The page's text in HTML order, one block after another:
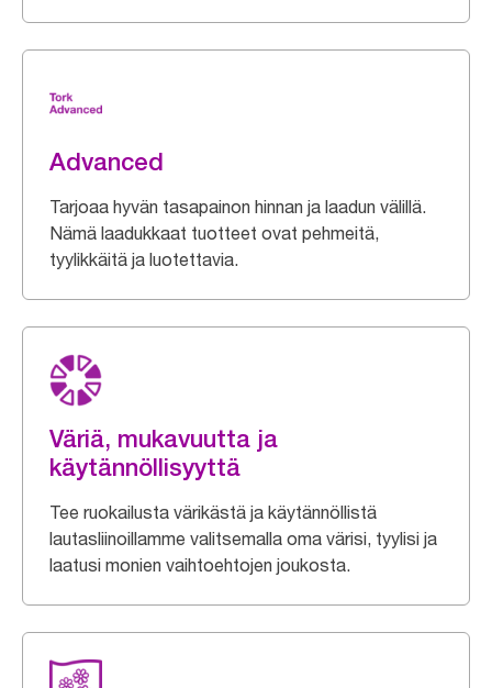
Advanced
Tarjoaa hyvän tasapainon hinnan ja laadun välillä.
Nämä laadukkaat tuotteet ovat pehmeitä,
tyylikkäitä ja luotettavia.
Väriä, mukavuutta ja
käytännöllisyyttä
Tee ruokailusta värikästä ja käytännöllistä
lautasliinoillamme valitsemalla oma värisi, tyylisi ja
laatusi monien vaihtoehtojen joukosta.